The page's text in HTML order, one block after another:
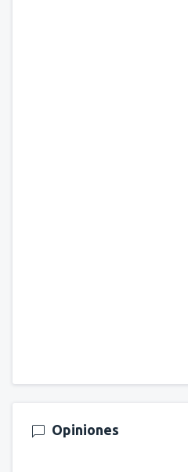
Opiniones